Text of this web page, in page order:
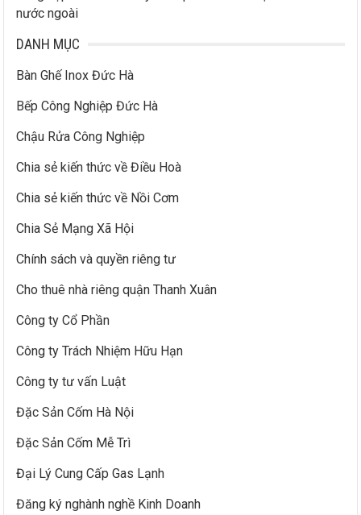
nước ngoài
DANH MỤC
Bàn Ghế Inox Đức Hà
Bếp Công Nghiệp Đức Hà
Chậu Rửa Công Nghiệp
Chia sẻ kiến thức về Điều Hoà
Chia sẻ kiến thức về Nồi Cơm
Chia Sẻ Mạng Xã Hội
Chính sách và quyền riêng tư
Cho thuê nhà riêng quận Thanh Xuân
Công ty Cổ Phần
Công ty Trách Nhiệm Hữu Hạn
Công ty tư vấn Luật
Đặc Sản Cốm Hà Nội
Đặc Sản Cốm Mễ Trì
Đại Lý Cung Cấp Gas Lạnh
Đăng ký nghành nghề Kinh Doanh